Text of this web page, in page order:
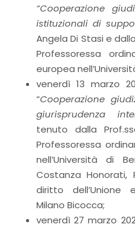
“Cooperazione
istituzionali di
Angela Di Stasi e
Professoressa
europea
venerdì 13 marzo
“Cooperazione
giurisprudenza
tenuto dalla
Professoressa
nell’Università di
Costanza Honorati,
diritto dell’Unione
Milano Bicocca;
venerdì 27 marzo